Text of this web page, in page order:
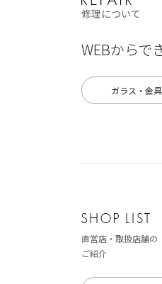
修理について
WEBからで
ガラス・金
直営店・取扱店舗の
ご紹介